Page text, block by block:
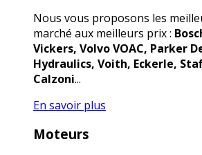
Nous vous proposons les
marché aux meilleurs prix :
Vickers, Volvo VOAC, Parker
Hydraulics, Voith, Eckerle,
Calzoni...
En savoir plus
Moteurs